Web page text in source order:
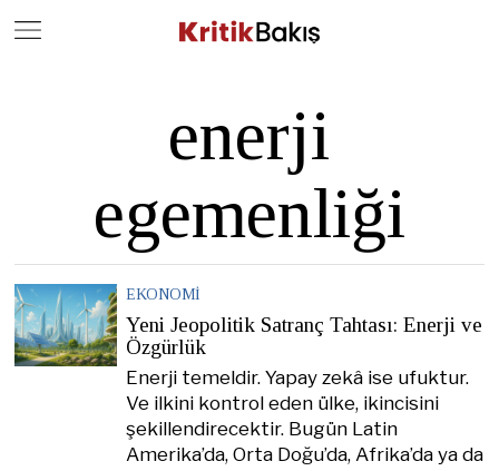
enerji
egemenliği
EKONOMI
Yeni Jeopolitik Satranç Tahtası: Enerji ve
Özgürlük
Enerji temeldir. Yapay zekâ ise ufuktur.
Ve ilkini kontrol eden ülke, ikincisini
şekillendirecektir. Bugün Latin
Amerika’da, Orta Doğu’da, Afrika’da ya da